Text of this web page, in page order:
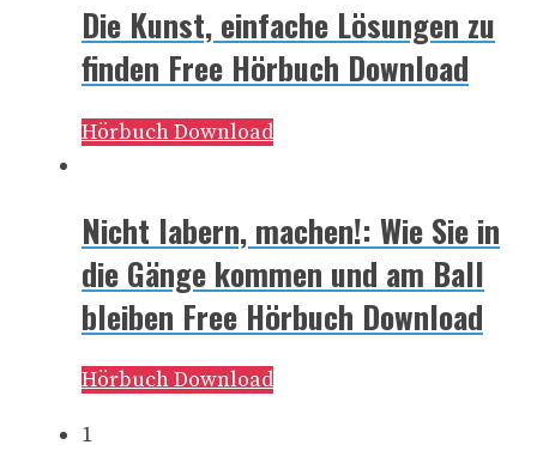
Die Kunst, einfache Lösungen zu
finden Free Hörbuch Download
Hörbuch Download
Nicht labern, machen!: Wie Sie in
die Gänge kommen und am Ball
bleiben Free Hörbuch Download
Hörbuch Download
1